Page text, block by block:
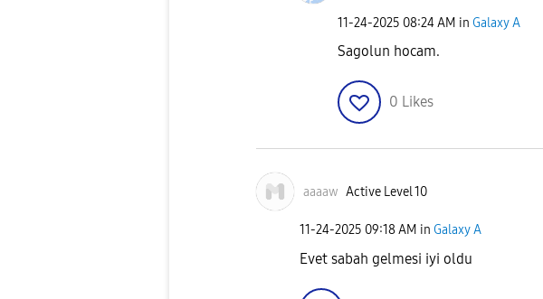
‎11-24-2025 08:24 AM in Galaxy A
Sagolun hocam.
0 Likes
aaaaw Active Level 10
‎11-24-2025 09:18 AM in Galaxy A
Evet sabah gelmesi iyi oldu